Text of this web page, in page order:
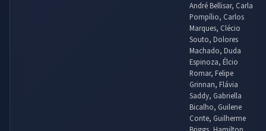
André Bellisar, Carla
Pompílio, Carlos
Marques, Clécio
Souto, Dolores
Machado, Duda
Espinoza, Élcio
Romar, Felipe
Grinnan, Flávia
Saddy, Gabriella
Bicalho, Guilene
Conte, Guilherme